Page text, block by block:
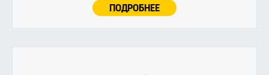
ПОДРОБНЕЕ